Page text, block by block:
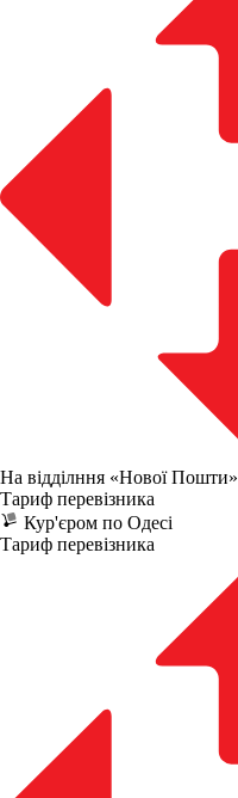
На відділння «Нової Пошти»
Тариф перевізника
Кур'єром по Одесі
Тариф перевізника